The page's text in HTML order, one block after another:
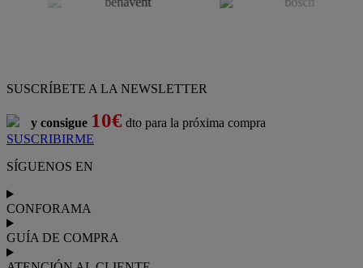
SUSCRÍBETE A LA NEWSLETTER
y consigue 10€ dto para la próxima compra
SUSCRIBIRME
SÍGUENOS EN
CONFORAMA
GUÍA DE COMPRA